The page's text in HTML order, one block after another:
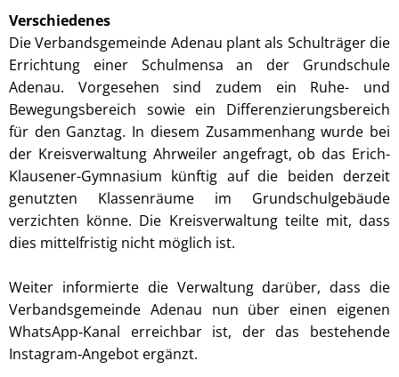
Verschiedenes
Die Verbandsgemeinde Adenau plant als Schulträger die
Errichtung einer Schulmensa an der Grundschule
Adenau. Vorgesehen sind zudem ein Ruhe- und
Bewegungsbereich sowie ein Differenzierungsbereich
für den Ganztag. In diesem Zusammenhang wurde bei
der Kreisverwaltung Ahrweiler angefragt, ob das Erich-
Klausener-Gymnasium künftig auf die beiden derzeit
genutzten Klassenräume im Grundschulgebäude
verzichten könne. Die Kreisverwaltung teilte mit, dass
dies mittelfristig nicht möglich ist.
Weiter informierte die Verwaltung darüber, dass die
Verbandsgemeinde Adenau nun über einen eigenen
WhatsApp‑Kanal erreichbar ist, der das bestehende
Instagram‑Angebot ergänzt.